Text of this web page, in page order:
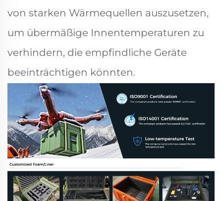
von starken Wärmequellen auszusetzen,
um übermäßige Innentemperaturen zu
verhindern, die empfindliche Geräte
beeinträchtigen könnten.